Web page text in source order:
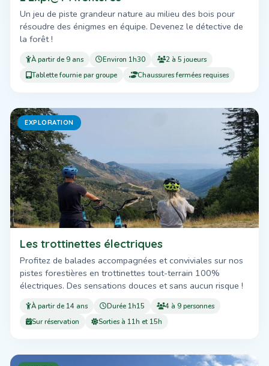
Un jeu de piste grandeur nature au milieu des bois pour
résoudre des énigmes en équipe. Devenez le détective de
la forêt !
À partir de 9 ans Environ 1h30
2 à 5 joueurs
Tablette fournie par groupe
Chaussures fermées requises
EXPLORATION
Les trottinettes électriques
Profitez de balades accompagnées et conviviales sur nos
pistes forestières en trottinettes tout-terrain 100%
électriques. Des sensations douces et sans aucun risque !
À partir de 14 ans Durée 1h15
4 à 9 personnes
Sur réservation
Sorties à 11h et 15h